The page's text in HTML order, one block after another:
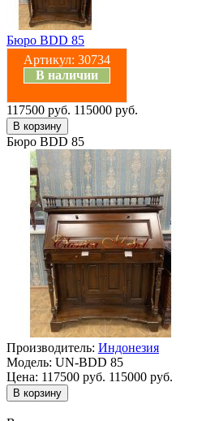
Бюро BDD 85
Артикул: 30734
В наличии
117500 руб. 115000 руб.
Бюро BDD 85
Производитель: Индонезия
Модель: UN-BDD 85
Цена: 117500 руб. 115000 руб.